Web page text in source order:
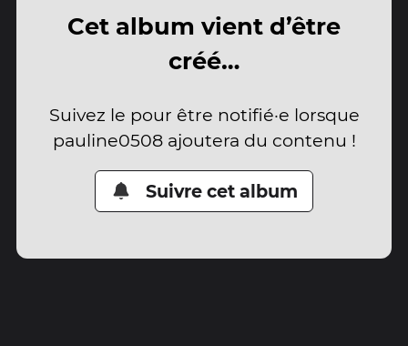
Cet album vient d’être
créé…
Suivez le pour être notifié·e lorsque
pauline0508 ajoutera du contenu !
Suivre cet album